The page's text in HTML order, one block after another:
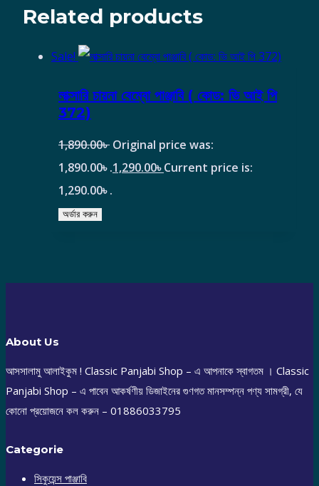
Related products
Sale!
লাক্সারি চায়না বেম্বো পাঞ্জাবি ( কোড: ভি আই পি
372)
1,890.00৳ Original price was:
1,890.00৳ .1,290.00৳Current price is:
1,290.00৳ .
অর্ডার করুন
About Us
আসসালামু আলাইকুম ! Classic Panjabi Shop – এ আপনাকে স্বাগতম । Classic
Panjabi Shop – এ পাবেন আকর্ষণীয় ডিজাইনের গুণগত মানসম্পন্ন পণ্য সামগ্রী, যে
কোনো প্রয়োজনে কল করুন – 01886033795
Categorie
সিকুয়েন্স পাঞ্জাবি